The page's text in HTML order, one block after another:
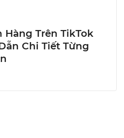
Hàng Trên TikTok
Chi Tiết Từng